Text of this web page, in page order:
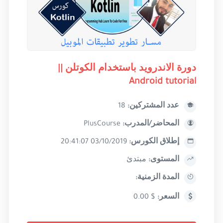
دورة الاندرويد باستخدام الكوتلن ||
Android tutorial
عدد المشتركين:
المحاضر/المدرب:
إطلاق الكورس:
المستوى: مبتدئ
المدة الزمنية:
السعر: $ 0.00